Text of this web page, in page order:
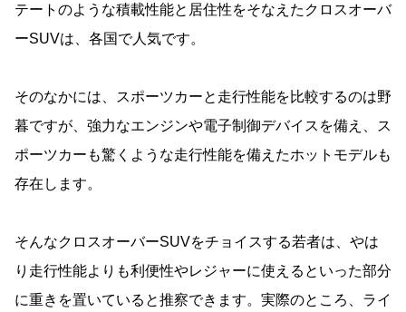
テートのような積載性能と居住性をそなえたクロスオーバ
ーSUVは、各国で人気です。
そのなかには、スポーツカーと走行性能を比較するのは野
暮ですが、強力なエンジンや電子制御デバイスを備え、ス
ポーツカーも驚くような走行性能を備えたホットモデルも
存在します。
そんなクロスオーバーSUVをチョイスする若者は、やは
り走行性能よりも利便性やレジャーに使えるといった部分
に重きを置いていると推察できます。実際のところ、ライ